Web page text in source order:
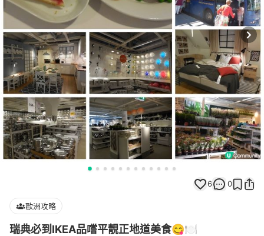
6 0
歐洲攻略
瑞典必到IKEA品嚐平靚正地道美食😋🍽